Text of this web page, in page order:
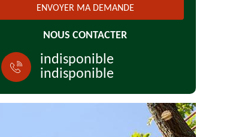
NOUS CONTACTER
indisponible
indisponible